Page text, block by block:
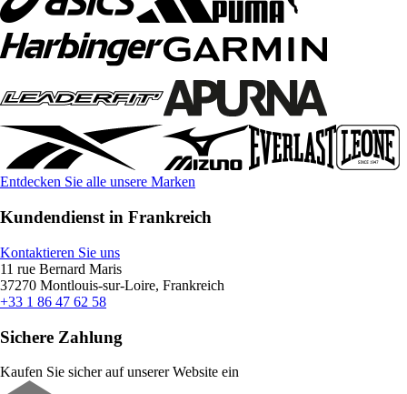
Entdecken Sie alle unsere Marken
Kundendienst in Frankreich
Kontaktieren Sie uns
11 rue Bernard Maris
37270 Montlouis-sur-Loire, Frankreich
+33 1 86 47 62 58
Sichere Zahlung
Kaufen Sie sicher auf unserer Website ein